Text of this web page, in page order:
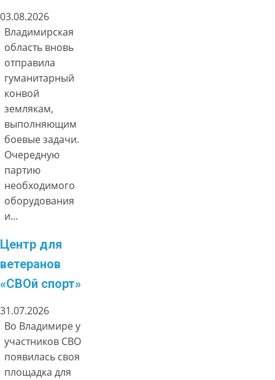
03.08.2026
Владимирская
область вновь
отправила
гуманитарный
конвой
землякам,
выполняющим
боевые задачи.
Очередную
партию
необходимого
оборудования
и…
Центр для
ветеранов
«СВОй спорт»
31.07.2026
Во Владимире у
участников СВО
появилась своя
площадка для